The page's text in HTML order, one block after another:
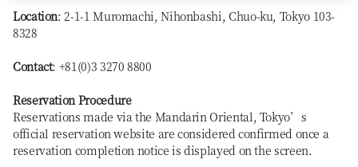
Location: 2-1-1 Muromachi, Nihonbashi, Chuo-ku, Tokyo 103-
8328
Contact: +81(0)3 3270 8800
Reservation Procedure
Reservations made via the Mandarin Oriental, Tokyo’s
official reservation website are considered confirmed once a
reservation completion notice is displayed on the screen.